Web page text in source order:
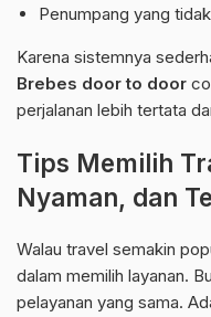
Penumpang yang
Karena sistemnya
Brebes door to door
perjalanan lebih tertata
Tips Memilih
Nyaman, dan
Walau travel semakin
dalam memilih layanan.
pelayanan yang sama.